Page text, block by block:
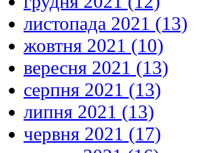
листопада 2021 (13)
жовтня 2021 (10)
вересня 2021 (13)
серпня 2021 (13)
липня 2021 (13)
червня 2021 (17)